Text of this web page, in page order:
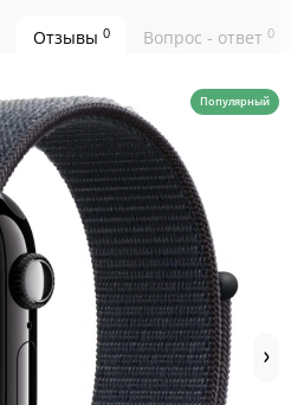
Отзывы 0 Вопрос - ответ 0
Популярный